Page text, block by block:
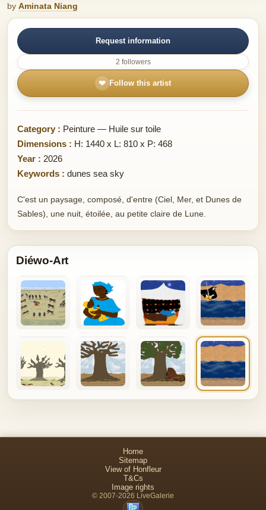
by Aminata Niang
Request information
2 followers
❤ Follow this artist
Category : Peinture — Huile sur toile
Dimensions : H: 1440 x L: 810 x P: 468
Year : 2026
Keywords : dunes sea sky
C'est un paysage, composé, d'entre (Ciel, Mer, et Dunes de
Sables), une nuit, étoilée, au petite claire de Lune.
Diéwo-Art
Home
Sitemap
View of Honfleur
T&Cs
Image rights
© 2007-2026 LiveGalerie